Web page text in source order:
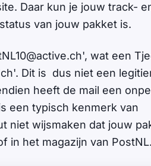
Daar kun je jouw track-
van jouw pakket is.
', wat een
Dit is dus niet een
heeft de mail een
een typisch kenmerk van
niet wijsmaken dat jouw
in het magazijn van PostNL.